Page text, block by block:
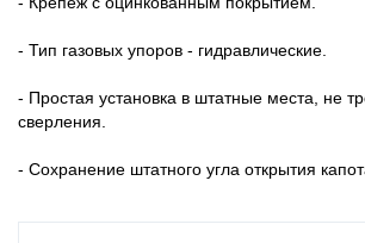
- Тип газовых упоров - гидравлические.
- Простая установка в штатные места, не
сверления.
- Сохранение штатного угла открытия